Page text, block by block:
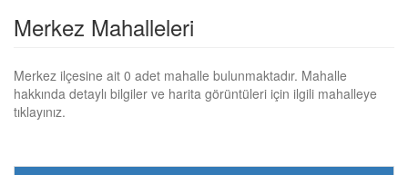
Merkez Mahalleleri
Merkez ilçesine ait 0 adet mahalle bulunmaktadır. Mahalle
hakkında detaylı bilgiler ve harita görüntüleri için ilgili mahalleye
tıklayınız.